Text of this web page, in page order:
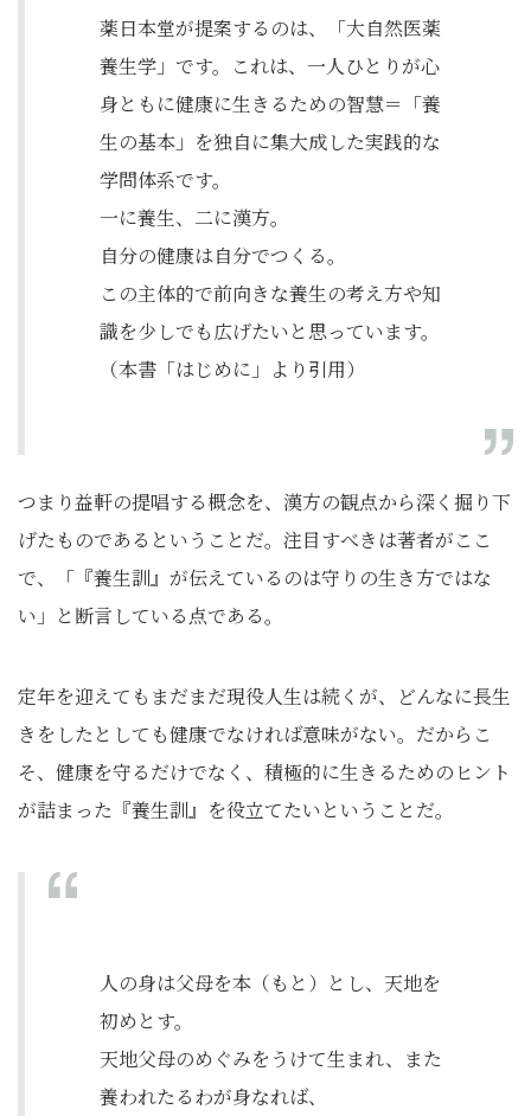
薬日本堂が提案するのは、「大自然医薬
養生学」です。これは、一人ひとりが心
身ともに健康に生きるための智慧＝「養
生の基本」を独自に集大成した実践的な
学問体系です。
一に養生、二に漢方。
自分の健康は自分でつくる。
この主体的で前向きな養生の考え方や知
識を少しでも広げたいと思っています。
（本書「はじめに」より引用）
つまり益軒の提唱する概念を、漢方の観点から深く掘り下
げたものであるということだ。注目すべきは著者がここ
で、「『養生訓』が伝えているのは守りの生き方ではな
い」と断言している点である。
定年を迎えてもまだまだ現役人生は続くが、どんなに長生
きをしたとしても健康でなければ意味がない。だからこ
そ、健康を守るだけでなく、積極的に生きるためのヒント
が詰まった『養生訓』を役立てたいということだ。
人の身は父母を本（もと）とし、天地を
初めとす。
天地父母のめぐみをうけて生まれ、また
養われたるわが身なれば、